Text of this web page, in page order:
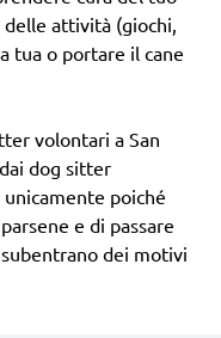
attività (giochi,
tua o portare il cane
volontari a San
dog sitter
poiché
e di passare
dei motivi